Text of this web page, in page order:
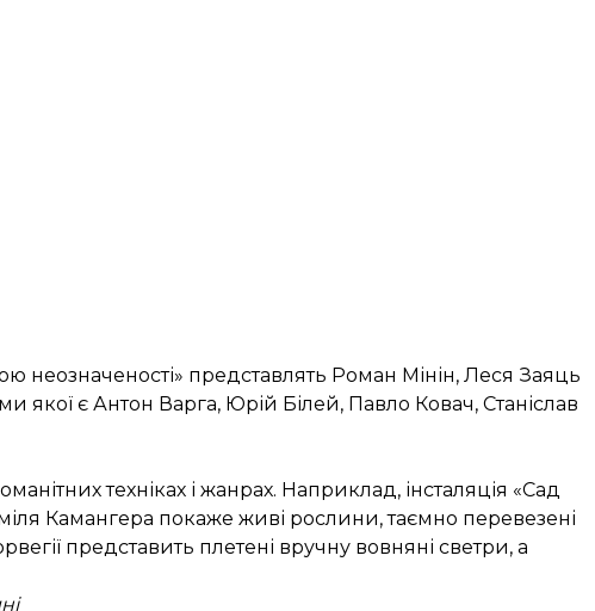
неозначеності» представлять Роман Мінін, Леся Заяць
якої є Антон Варга, Юрій Білей, Павло Ковач, Станіслав
техніках і жанрах. Наприклад, інсталяція «Сад
Камангера покаже живі рослини, таємно перевезені
представить плетені вручну вовняні светри, а